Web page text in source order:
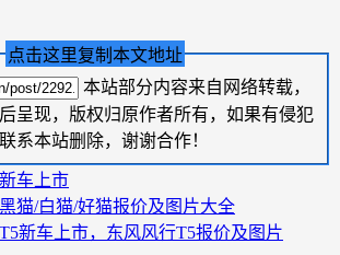
点击这里复制本文地址
本站部分内容来自网络转载，
呈现，版权归原作者所有，如果有侵犯
系本站删除，谢谢合作！
新车上市
猫/白猫/好猫报价及图片大全
新车上市，东风风行T5报价及图片